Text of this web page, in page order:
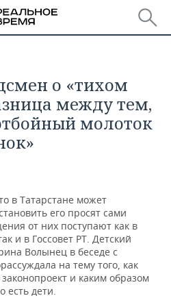
о «тихом
между тем,
молоток
в Татарстане может
его просят сами
от них поступают как в
и в Госсовет РТ. Детский
Волынец в беседе с
на тему того, как
и каким образом
есть дети.